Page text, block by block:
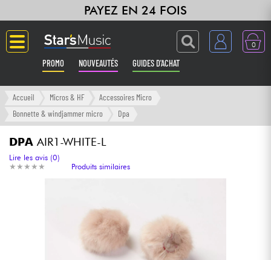
PAYEZ EN 24 FOIS
0
PROMO NOUVEAUTÉS GUIDES D'ACHAT
Langue
Amplis & Effets
Synthés & Sampleurs
Home Studio
Accueil Micros & HF
Accessoires Micro
Bonnette & windjammer micro
Dpa
DPA AIR1-WHITE-L
★ ★ ★ ★ ★
★ ★ ★ ★ ★
Lire les avis (0)
Produits similaires